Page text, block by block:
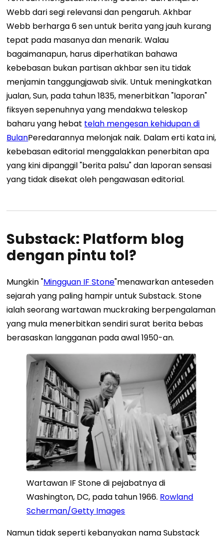
Webb dari segi relevansi dan pengaruh. Akhbar
Webb berharga 6 sen untuk berita yang jauh kurang
tepat pada masanya dan menarik. Walau
bagaimanapun, harus diperhatikan bahawa
kebebasan bukan partisan akhbar sen itu tidak
menjamin tanggungjawab sivik. Untuk meningkatkan
jualan, Sun, pada tahun 1835, menerbitkan "laporan"
fiksyen sepenuhnya yang mendakwa teleskop
baharu yang hebat telah mengesan kehidupan di
BulanPeredarannya melonjak naik. Dalam erti kata ini,
kebebasan editorial menggalakkan penerbitan apa
yang kini dipanggil "berita palsu" dan laporan sensasi
yang tidak disekat oleh pengawasan editorial.
Substack: Platform blog
dengan pintu tol?
Mungkin "Mingguan IF Stone"menawarkan anteseden
sejarah yang paling hampir untuk Substack. Stone
ialah seorang wartawan muckraking berpengalaman
yang mula menerbitkan sendiri surat berita bebas
berasaskan langganan pada awal 1950-an.
Wartawan IF Stone di pejabatnya di
Washington, DC, pada tahun 1966. Rowland
Scherman/Getty Images
Namun tidak seperti kebanyakan nama Substack